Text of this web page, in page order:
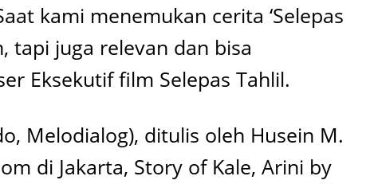
kami menemukan cerita ‘Selepas
tapi juga relevan dan bisa
Eksekutif film Selepas Tahlil.
Melodialog), ditulis oleh Husein M.
di Jakarta, Story of Kale, Arini by